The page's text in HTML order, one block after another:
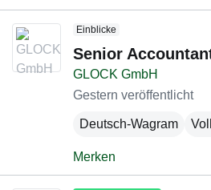
Einblicke
Senior
GLOCK GmbH
Gestern veröffentlicht
Deutsch-Wagram
Merken